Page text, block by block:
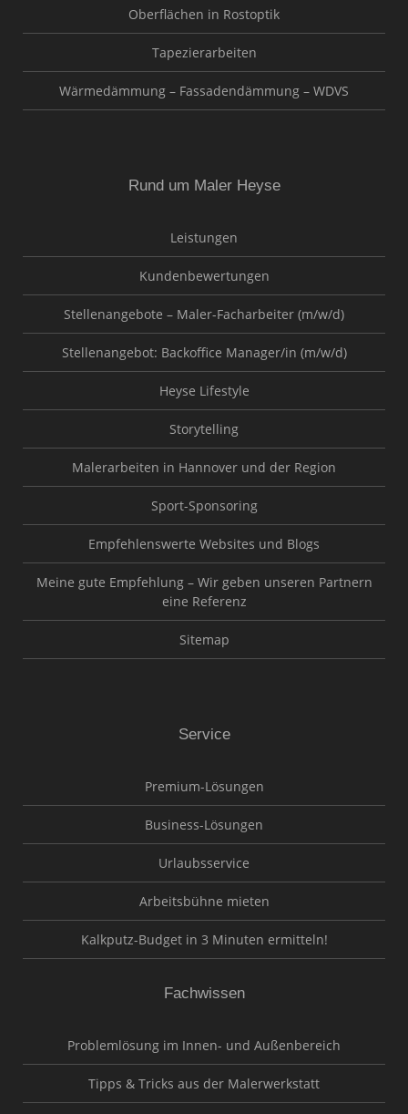
Oberflächen in Rostoptik
Tapezierarbeiten
Wärmedämmung – Fassadendämmung – WDVS
Rund um Maler Heyse
Leistungen
Kundenbewertungen
Stellenangebote – Maler-Facharbeiter (m/w/d)
Stellenangebot: Backoffice Manager/in (m/w/d)
Heyse Lifestyle
Storytelling
Malerarbeiten in Hannover und der Region
Sport-Sponsoring
Empfehlenswerte Websites und Blogs
Meine gute Empfehlung – Wir geben unseren Partnern
eine Referenz
Sitemap
Service
Premium-Lösungen
Business-Lösungen
Urlaubsservice
Arbeitsbühne mieten
Kalkputz-Budget in 3 Minuten ermitteln!
Fachwissen
Problemlösung im Innen- und Außenbereich
Tipps & Tricks aus der Malerwerkstatt